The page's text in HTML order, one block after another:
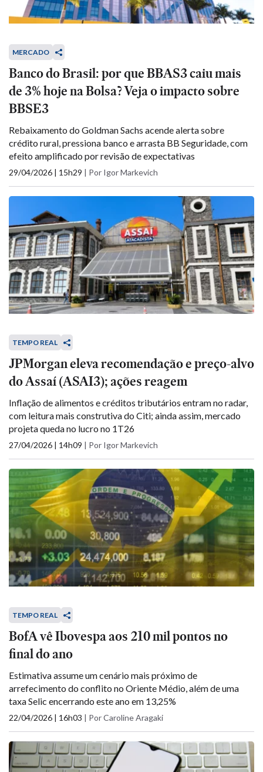
MERCADO
Banco do Brasil: por que BBAS3 caiu mais
de 3% hoje na Bolsa? Veja o impacto sobre
BBSE3
Rebaixamento do Goldman Sachs acende alerta sobre
crédito rural, pressiona banco e arrasta BB Seguridade, com
efeito amplificado por revisão de expectativas
29/04/2026 | 15h29 | Por Igor Markevich
TEMPO REAL
JPMorgan eleva recomendação e preço-alvo
do Assaí (ASAI3); ações reagem
Inflação de alimentos e créditos tributários entram no radar,
com leitura mais construtiva do Citi; ainda assim, mercado
projeta queda no lucro no 1T26
27/04/2026 | 14h09 | Por Igor Markevich
TEMPO REAL
BofA vê Ibovespa aos 210 mil pontos no
final do ano
Estimativa assume um cenário mais próximo de
arrefecimento do conflito no Oriente Médio, além de uma
taxa Selic encerrando este ano em 13,25%
22/04/2026 | 16h03 | Por Caroline Aragaki